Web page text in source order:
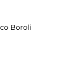
Boroli